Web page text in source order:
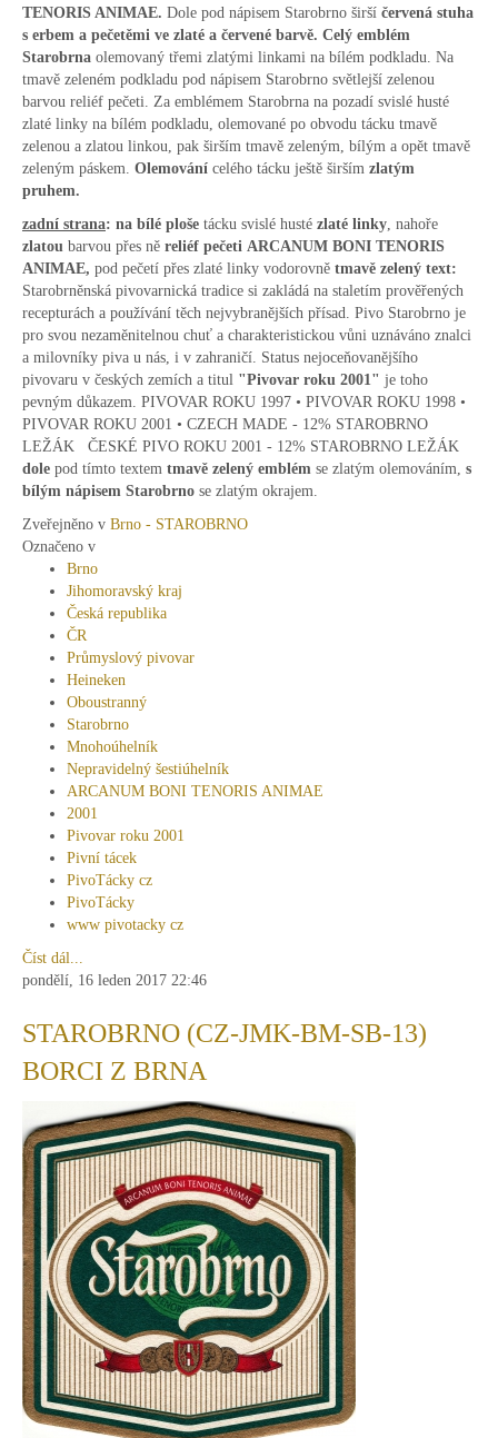
TENORIS ANIMAE. Dole pod nápisem Starobrno širší červená stuha
s erbem a pečetěmi ve zlaté a červené barvě. Celý emblém
Starobrna olemovaný třemi zlatými linkami na bílém podkladu. Na
tmavě zeleném podkladu pod nápisem Starobrno světlejší zelenou
barvou reliéf pečeti. Za emblémem Starobrna na pozadí svislé husté
zlaté linky na bílém podkladu, olemované po obvodu tácku tmavě
zelenou a zlatou linkou, pak širším tmavě zeleným, bílým a opět tmavě
zeleným páskem. Olemování celého tácku ještě širším zlatým
pruhem.
zadní strana: na bílé ploše tácku svislé husté zlaté linky , nahoře
zlatou barvou přes ně reliéf pečeti ARCANUM BONI TENORIS
ANIMAE, pod pečetí přes zlaté linky vodorovně tmavě zelený text:
Starobrněnská pivovarnická tradice si zakládá na staletím prověřených
recepturách a používání těch nejvybranějších přísad. Pivo Starobrno je
pro svou nezaměnitelnou chuť a charakteristickou vůni uznáváno znalci
a milovníky piva u nás, i v zahraničí. Status nejoceňovanějšího
pivovaru v českých zemích a titul "Pivovar roku 2001" je toho
pevným důkazem. PIVOVAR ROKU 1997 • PIVOVAR ROKU 1998 •
PIVOVAR ROKU 2001 • CZECH MADE - 12% STAROBRNO
LEŽÁK ČESKÉ PIVO ROKU 2001 - 12% STAROBRNO LEŽÁK
dole pod tímto textem tmavě zelený emblém se zlatým olemováním, s
bílým nápisem Starobrno se zlatým okrajem.
Zveřejněno v Brno - STAROBRNO
Označeno v
Brno
Jihomoravský kraj
Česká republika
ČR
Průmyslový pivovar
Heineken
Oboustranný
Starobrno
Mnohoúhelník
Nepravidelný šestiúhelník
ARCANUM BONI TENORIS ANIMAE
2001
Pivovar roku 2001
Pivní tácek
PivoTácky cz
PivoTácky
www pivotacky cz
Číst dál...
pondělí, 16 leden 2017 22:46
STAROBRNO (CZ-JMK-BM-SB-13)
BORCI Z BRNA